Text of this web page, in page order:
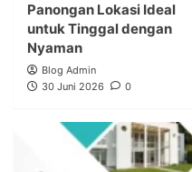
Panongan Lokasi Ideal
untuk Tinggal dengan
Nyaman
Blog Admin
30 Juni 2026
0